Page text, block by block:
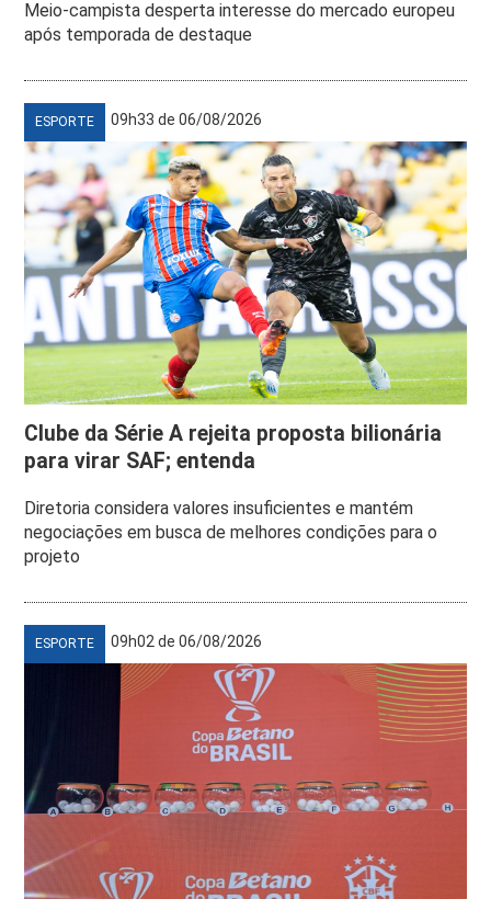
Meio-campista desperta interesse do mercado europeu
após temporada de destaque
ESPORTE 09h33 de 06/08/2026
Clube da Série A rejeita proposta bilionária
para virar SAF; entenda
Diretoria considera valores insuficientes e mantém
negociações em busca de melhores condições para o
projeto
ESPORTE 09h02 de 06/08/2026